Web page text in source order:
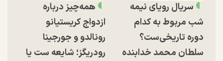
سریال رویای نیمه
شب مربوط به کدام
دوره تاریخی‌ست؟
سلطان محمد خدابنده
همه‌چیز درباره
ازدواج کریستیانو
رونالدو و جورجینا
رودریگز؛ شایعه ست یا